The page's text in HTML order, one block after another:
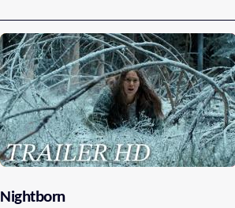
Nightborn